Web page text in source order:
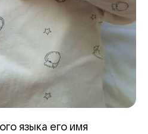
языка его имя